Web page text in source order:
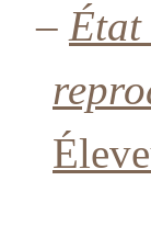
– État